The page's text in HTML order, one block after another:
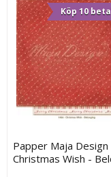
Köp 10
Papper Maja Design
Christmas Wish -